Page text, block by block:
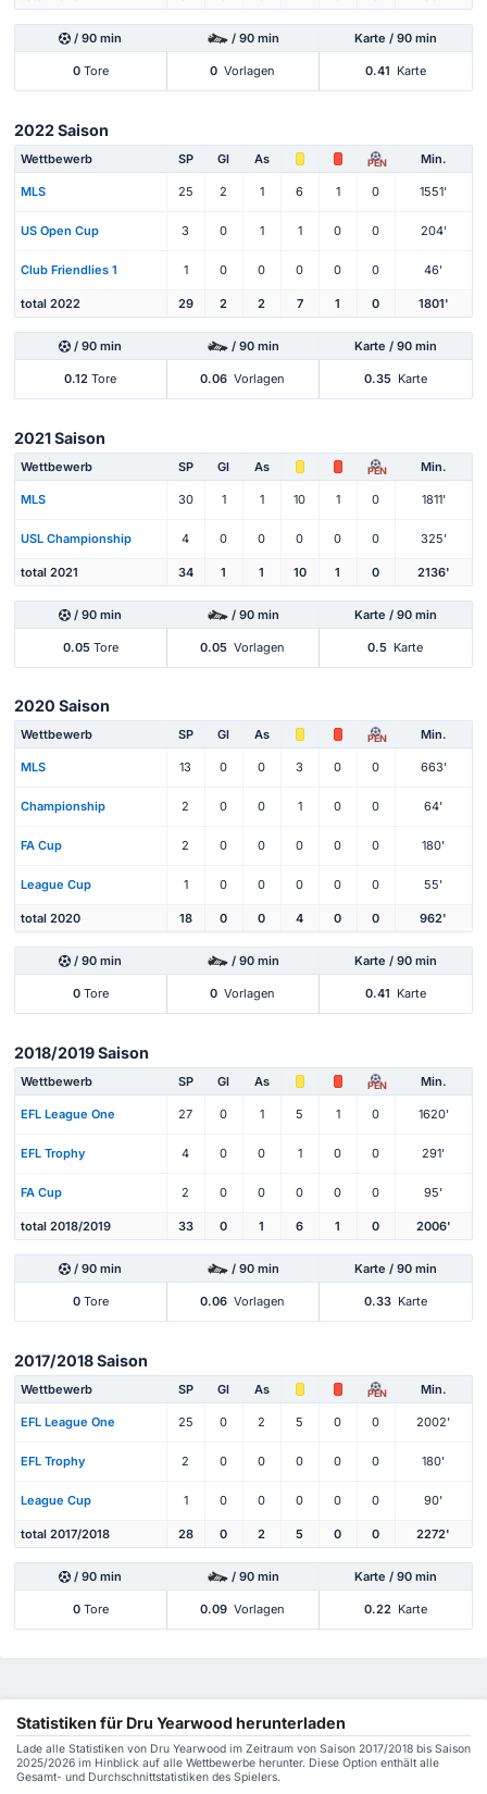
/ 90 min / 90 min Karte / 90 min
0Tore 0 Vorlagen 0.41 Karte
2022 Saison
Wettbewerb SP Gl As PEN Min.
MLS 25 2 1 6 1 0 1551'
US Open Cup 3 0 1 1 0 0 204'
Club Friendlies 1 1 0 0 0 0 0 46'
total 2022 29 2 2 7 1 0 1801'
/ 90 min / 90 min Karte / 90 min
0.12 Tore 0.06 Vorlagen 0.35 Karte
2021 Saison
Wettbewerb SP Gl As PEN Min.
MLS 30 1 1 10 1 0 1811'
USL Championship 4 0 0 0 0 0 325'
total 2021 34 1 1 10 1 0 2136'
/ 90 min / 90 min Karte / 90 min
0.05Tore 0.05 Vorlagen 0.5 Karte
2020 Saison
Wettbewerb SP Gl As PEN Min.
MLS 13 0 0 3 0 0 663'
Championship 2 0 0 1 0 0 64'
FA Cup 2 0 0 0 0 0 180'
League Cup 1 0 0 0 0 0 55'
total 2020 18 0 0 4 0 0 962'
/ 90 min / 90 min Karte / 90 min
0Tore 0 Vorlagen 0.41 Karte
2018/2019 Saison
Wettbewerb SP Gl As PEN Min.
EFL League One 27 0 1 5 1 0 1620'
EFL Trophy 4 0 0 1 0 0 291'
FA Cup 2 0 0 0 0 0 95'
total 2018/2019 33 0 1 6 1 0 2006'
/ 90 min / 90 min Karte / 90 min
0Tore 0.06 Vorlagen 0.33 Karte
2017/2018 Saison
Wettbewerb SP Gl As PEN Min.
EFL League One 25 0 2 5 0 0 2002'
EFL Trophy 2 0 0 0 0 0 180'
League Cup 1 0 0 0 0 0 90'
total 2017/2018 28 0 2 5 0 0 2272'
/ 90 min / 90 min Karte / 90 min
0Tore 0.09 Vorlagen 0.22 Karte
Statistiken für Dru Yearwood herunterladen
Lade alle Statistiken von Dru Yearwood im Zeitraum von Saison 2017/2018 bis Saison
2025/2026 im Hinblick auf alle Wettbewerbe herunter. Diese Option enthält alle
Gesamt- und Durchschnittstatistiken des Spielers.